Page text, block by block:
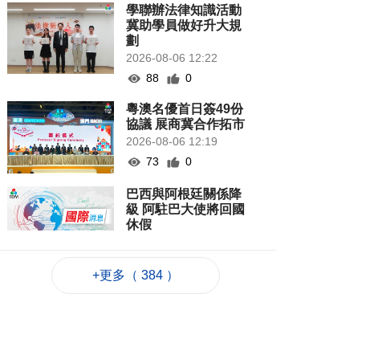
學聯辦法律知識活動
冀助學員做好升大規
劃
2026-08-06 12:22
88
0
粵澳名優首日簽49份
協議 展商冀合作拓市
2026-08-06 12:19
73
0
巴西與阿根廷關係降
級 阿駐巴大使將回國
休假
+更多（ 384 ）